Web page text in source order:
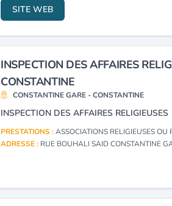
SITE WEB
INSPECTION DES AFFAIRES
CONSTANTINE
CONSTANTINE GARE - CONSTANTINE
INSPECTION DES AFFAIRES RELIGIEUSES
PRESTATIONS :ASSOCIATIONS RELIGIEUSES OU
ADRESSE : RUE BOUHALI SAID CONSTANTINE